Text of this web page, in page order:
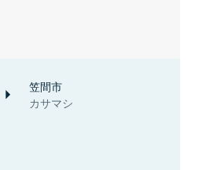
笠間市
カサマシ